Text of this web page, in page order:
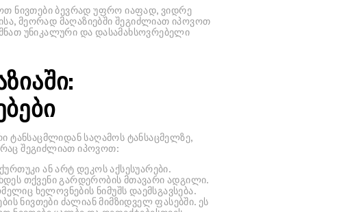
ნივთები ბევრად უფრო იაფად, ვიდრე
მეორად მაღაზიებში შეგიძლიათ იპოვოთ
უნიკალური და დასამახსოვრებელი
ტანსაცმლიდან საღამოს ტანსაცმელზე,
შეგიძლიათ იპოვოთ:
ან არტ დეკოს აქსესუარები.
თქვენი გარდერობის მთავარი ადგილი.
ხელოვნების ნიმუშს დაემსგავსება.
ნივთები ძალიან მიმზიდველ ფასებში. ეს